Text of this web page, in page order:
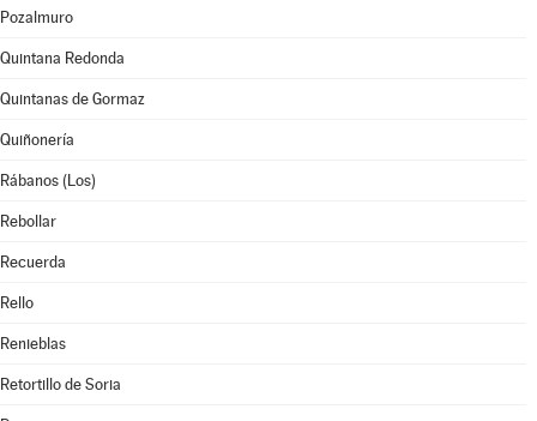
Pozalmuro
Quintana Redonda
Quintanas de Gormaz
Quiñonería
Rábanos (Los)
Rebollar
Recuerda
Rello
Renieblas
Retortillo de Soria